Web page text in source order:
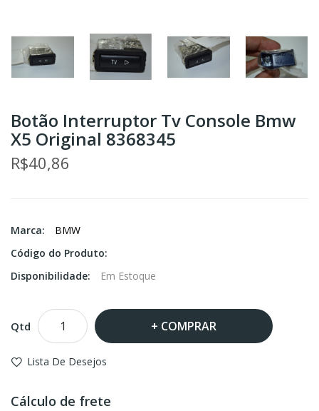
Botão Interruptor Tv Console Bmw
X5 Original 8368345
R$40,86
Marca:
BMW
Código do Produto:
Disponibilidade:
Em Estoque
Qtd COMPRAR
Lista De Desejos
Cálculo de frete